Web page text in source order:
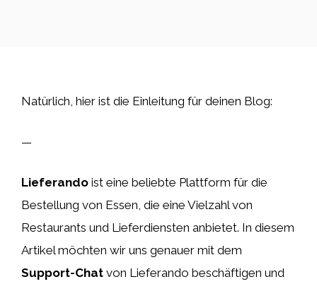
Natürlich, hier ist die Einleitung für deinen Blog:
—
Lieferando ist eine beliebte Plattform für die
Bestellung von Essen, die eine Vielzahl von
Restaurants und Lieferdiensten anbietet. In diesem
Artikel möchten wir uns genauer mit dem
Support-Chat von Lieferando beschäftigen und